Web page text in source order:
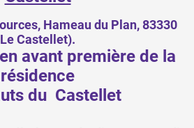
Hameau du Plan, 83330
Le Castellet).
avant première de la
résidence
du Castellet